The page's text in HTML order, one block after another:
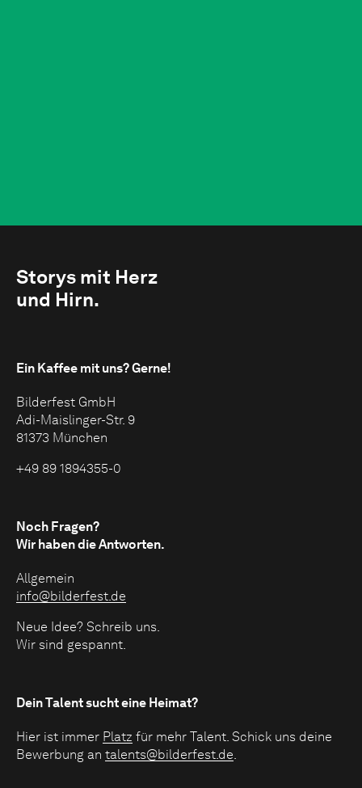
Storys mit Herz
und Hirn.
Ein Kaffee mit uns?Gerne!
Bilderfest GmbH
Adi-Maislinger-Str. 9
81373 München
+49 89 1894355-0
Noch Fragen?
Wir haben die Antworten.
Allgemein
info@bilderfest.de
Neue Idee? Schreib uns.
Wir sind gespannt.
Dein Talent sucht eine Heimat?
Hier ist immer Platz für mehr Talent. Schick uns deine
Bewerbung an talents@bilderfest.de.